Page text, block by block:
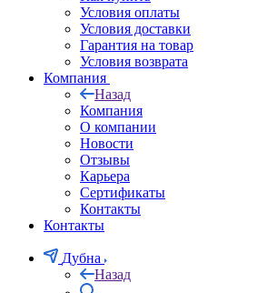
Условия оплаты
Условия доставки
Гарантия на товар
Условия возврата
Компания
Назад
Компания
О компании
Новости
Отзывы
Карьера
Сертификаты
Контакты
Контакты
Дубна
Назад